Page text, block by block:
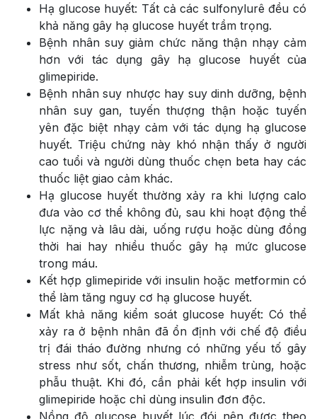
Hạ glucose huyết: Tất cả các sulfonylurê đều có
khả năng gây hạ glucose huyết trầm trọng.
Bệnh nhân suy giảm chức năng thận nhạy cảm
hơn với tác dụng gây hạ glucose huyết của
glimepiride.
Bệnh nhân suy nhược hay suy dinh dưỡng, bệnh
nhân suy gan, tuyến thượng thận hoặc tuyến
yên đặc biệt nhạy cảm với tác dụng hạ glucose
huyết. Triệu chứng này khó nhận thấy ở người
cao tuổi và người dùng thuốc chẹn beta hay các
thuốc liệt giao cảm khác.
Hạ glucose huyết thường xảy ra khi lượng calo
đưa vào cơ thể không đủ, sau khi hoạt động thể
lực nặng và lâu dài, uống rượu hoặc dùng đồng
thời hai hay nhiều thuốc gây hạ mức glucose
trong máu.
Kết hợp glimepiride với insulin hoặc metformin có
thể làm tăng nguy cơ hạ glucose huyết.
Mất khả năng kiểm soát glucose huyết: Có thể
xảy ra ở bệnh nhân đã ổn định với chế độ điều
trị đái tháo đường nhưng có những yếu tố gây
stress như sốt, chấn thương, nhiễm trùng, hoặc
phẫu thuật. Khi đó, cần phải kết hợp insulin với
glimepiride hoặc chỉ dùng insulin đơn độc.
Nồng độ glucose huyết lúc đói nên được theo